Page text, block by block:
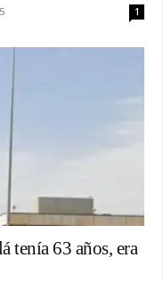
1
tenía 63 años, era